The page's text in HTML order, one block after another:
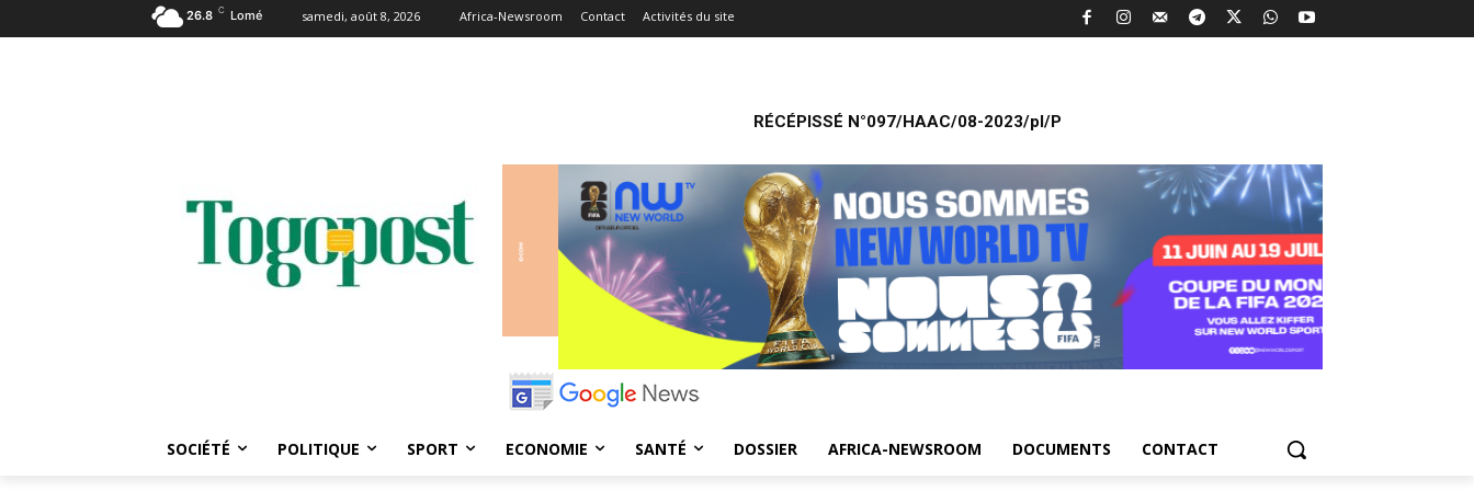
26.8 C Lomé samedi, août 8, 2026 Africa-Newsroom Contact Activités du site
RÉCÉPISSÉ N°097/HAAC/08-2023/pl/P
SOCIÉTÉ POLITIQUE SPORT ECONOMIE SANTÉ DOSSIER AFRICA-NEWSROOM DOCUMENTS CONTACT